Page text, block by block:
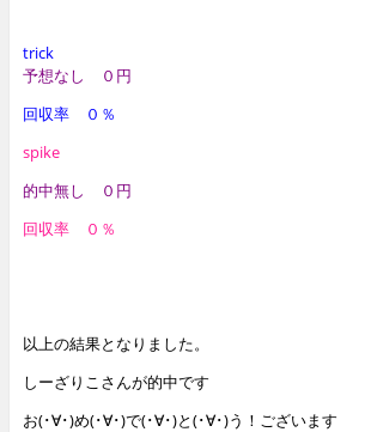
trick
予想なし ０円
回収率 ０％
spike
的中無し ０円
回収率 ０％
以上の結果となりました。
しーざりこさんが的中です
お(･∀･)め(･∀･)で(･∀･)と(･∀･)う！ございます